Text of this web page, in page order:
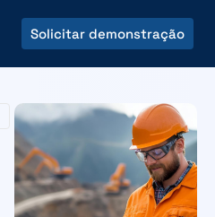
Solicitar demonstração